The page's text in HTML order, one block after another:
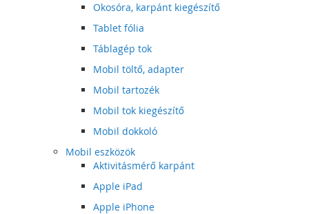
Okosóra, karpánt kiegészítő
Tablet fólia
Táblagép tok
Mobil töltő, adapter
Mobil tartozék
Mobil tok kiegészítő
Mobil dokkoló
Mobil eszközök
Aktivitásmérő karpánt
Apple iPad
Apple iPhone